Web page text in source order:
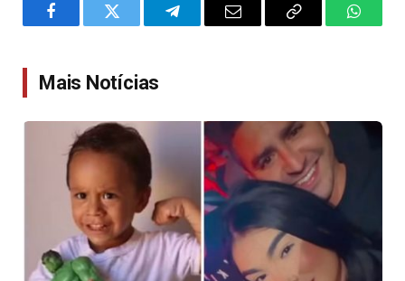
FacebookTwitter TelegramEmail
Copy
Mais Notícias